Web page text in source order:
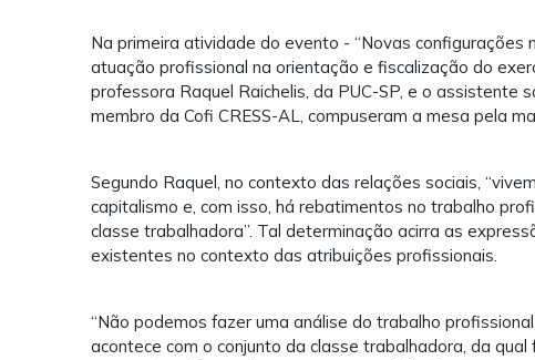
Na primeira atividade do evento - “Novas
atuação profissional na orientação e fiscalização do
professora Raquel Raichelis, da PUC-SP, e o assistente
membro da Cofi CRESS-AL, compuseram a mesa pela
Segundo Raquel, no contexto das relações sociais,
capitalismo e, com isso, há rebatimentos no trabalho
classe trabalhadora”. Tal determinação acirra as
existentes no contexto das atribuições profissionais.
“Não podemos fazer uma análise do trabalho
acontece com o conjunto da classe trabalhadora, da